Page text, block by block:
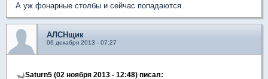
А уж фонарные столбы и сейчас попадаются.
АЛСНщик
06 декабря 2013 - 07:27
Saturn5 (02 ноября 2013 - 12:48) писал: